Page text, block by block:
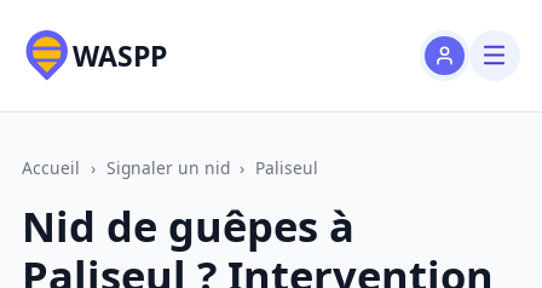
WASPP
Accueil › Signaler un nid › Paliseul
Nid de guêpes à
Paliseul ? Intervention